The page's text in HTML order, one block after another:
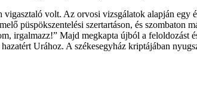
vigasztaló volt. Az orvosi vizsgálatok alapján
püspökszentelési szertartáson, és
irgalmazz!” Majd megkapta újból a
Urához. A székesegyház kriptájában